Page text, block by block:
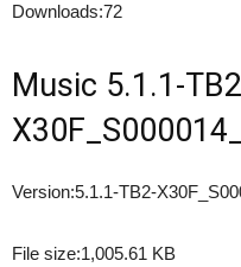
Downloads:72
Music 5.1.1-
Version:5.1.1-TB2-
File size:1,005.61 KB